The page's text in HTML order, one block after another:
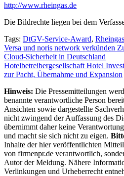
http://www.rheingas.de
Die Bildrechte liegen bei dem
Tags: DtGV-Service-Award, Rheingas
Beitragsnavigation
Versa und noris network verkünden
Cloud-Sicherheit in Deutschland
Hotelbetreibergesellschaft Hotel
zur Pacht, Übernahme und Expansion
Hinweis: Die Pressemitteilungen
benannte verantwortliche Person
Ansichten sowie dargestellte
nicht zwingend der Auffassung des
übernimmt daher keine
und macht sie sich nicht zu eigen.
Inhalte der hier veröffentlichten
von firmenpr.de verantwortlich,
Autor der Meldung. Nähere
Verlinkungen und Urheberrecht